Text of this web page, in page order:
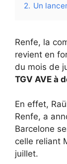
2. Un
Renfe, la
revient en
du mois de
TGV AVE à
En effet,
Renfe, a
Barcelone
celle reliant
juillet.